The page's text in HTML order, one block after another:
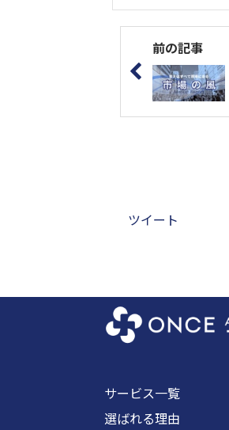
前の記事
ツイート
サービス一覧
選ばれる理由